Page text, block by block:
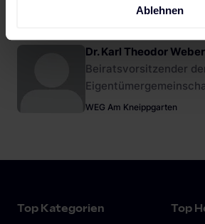
Ablehnen
Dr. Karl Theodor Weber
Beiratsvorsitzender
WEG Am Kneippgarten
Top Kategorien
Top